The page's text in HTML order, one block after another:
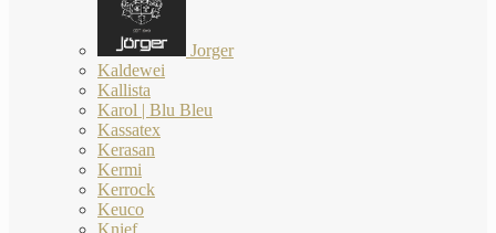
Jorger
Kaldewei
Kallista
Karol | Blu Bleu
Kassatex
Kerasan
Kermi
Kerrock
Keuco